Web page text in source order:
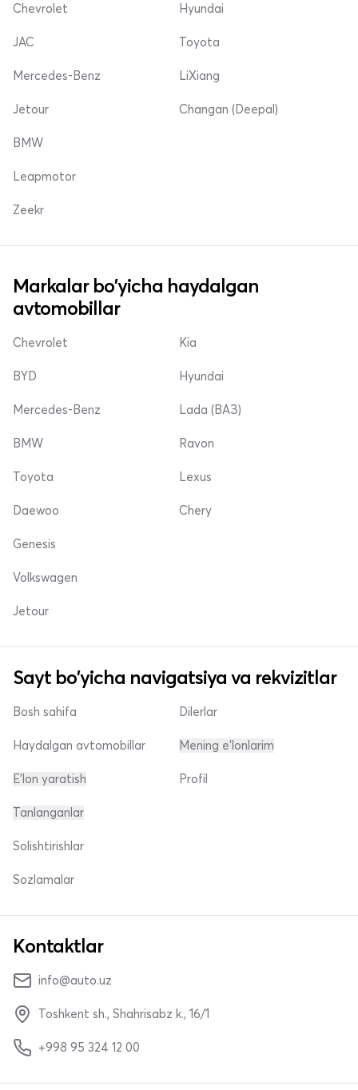
Chevrolet Hyundai
JAC
Mercedes-Benz
Jetour
Toyota
LiXiang
Changan (Deepal)
BMW
Leapmotor
Zeekr
Markalar bo'yicha haydalgan
avtomobillar
Chevrolet
BYD
Mercedes-Benz
Kia
Hyundai
Lada (ВАЗ)
BMW
Toyota
Daewoo
Ravon
Lexus
Chery
Genesis
Volkswagen
Jetour
Sayt bo'yicha navigatsiya va rekvizitlar
Bosh sahifa
Haydalgan avtomobillar
E'lon yaratish
Dilerlar
Mening e'lonlarim
Profil
Tanlanganlar
Solishtirishlar
Sozlamalar
Kontaktlar
info@auto.uz
Toshkent sh., Shahrisabz k., 16/1
+998 95 324 12 00